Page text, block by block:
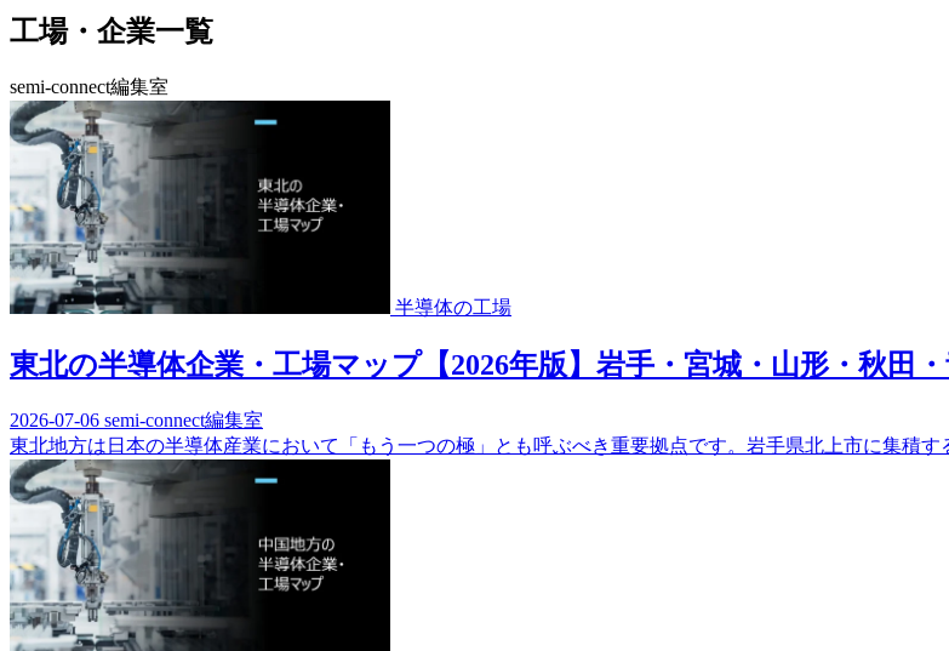
工場・企業一覧
semi-connect編集室
半導体の工場
東北の半導体企業・工場マップ【2026年版】岩手・宮城・山形・秋田
2026-07-06 semi-connect編集室
東北地方は日本の半導体産業において「もう一つの極」とも呼ぶべき重要拠点です。岩手県北上市に集積